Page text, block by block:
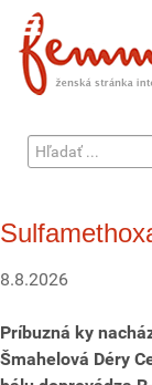
Hľadať
...
8.8.2026
Príbuzná ky
Šmahelová Déry